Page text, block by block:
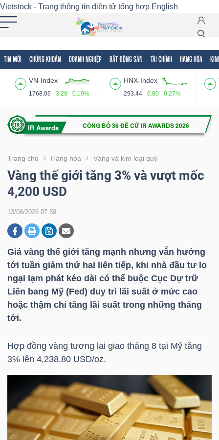
Vietstock - Trang thông tin điện tử tổng hợp English
TIN MỚI CHỨNG KHOÁN DOANH NGHIỆP BẤT ĐỘNG SẢN TÀI CHÍNH HÀNG HÓA
VN-Index
1768.06 3.28 0.19%
HNX-Index
293.44 0.80 0.27%
Trang chủ Hàng hóa Vàng và kim loại quý
Vàng thế giới tăng 3% và vượt mốc
4,200 USD
13/06/2026 07:59
Giá vàng thế giới tăng mạnh nhưng vẫn hướng
tới tuần giảm thứ hai liên tiếp, khi nhà đầu tư lo
ngại lạm phát kéo dài có thể buộc Cục Dự trữ
Liên bang Mỹ (Fed) duy trì lãi suất ở mức cao
hoặc thậm chí tăng lãi suất trong những tháng
tới.
Hợp đồng vàng tương lai giao tháng 8 tại Mỹ tăng
3% lên 4,238.80 USD/oz.
Tất cả Tính năng Ngành Mã chứng khoán
Tính
(-)
VIETSTOCK
CHỨNG
DOANH
NGHIỆP
CHÍNH